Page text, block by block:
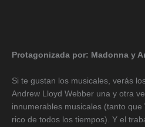
Protagonizada por: Madonna y
Si te gustan los musicales, verás
Andrew Lloyd Webber una y otra
innumerables musicales (tanto
rico de todos los tiempos). Y el